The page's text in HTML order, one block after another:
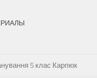
5 клас Карпюк